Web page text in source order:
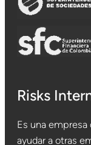
Risks
Es una
ayudar a otras